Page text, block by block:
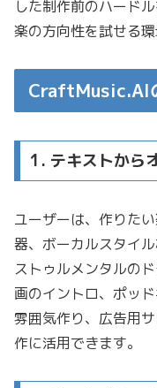
した制作前のハード
楽の方向性を試せる環
CraftMusic.AI
1. テキストから
ユーザーは、作りた
器、ボーカルスタイ
ストゥルメンタルの
画のイントロ、ポッ
雰囲気作り、広告用
作に活用できます。